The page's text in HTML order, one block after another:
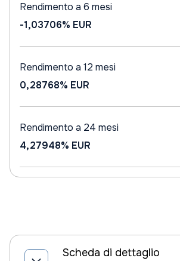
Rendimento a 6 mesi
-1,03706% EUR
Rendimento a 12 mesi
0,28768% EUR
Rendimento a 24 mesi
4,27948% EUR
Scheda di dettaglio